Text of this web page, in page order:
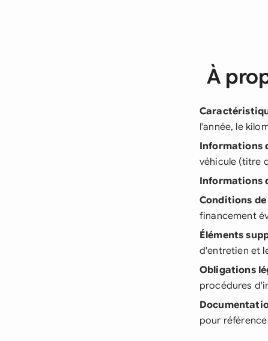
À
l'année, le
Informations
véhicule (titre
Informations
Conditions
financement
Éléments
d'entretien et
Obligations
procédures
pour référence